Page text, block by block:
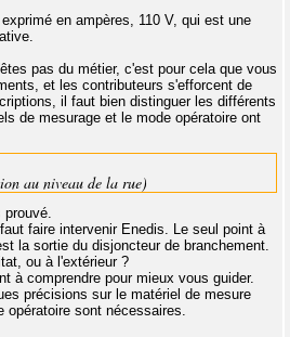
en ampères, 110 V, qui est une
pas du métier, c'est pour cela que vous
et les contributeurs s'efforcent de
il faut bien distinguer les différents
de mesurage et le mode opératoire ont
au niveau de la rue)
prouvé.
faire intervenir Enedis. Le seul point à
la sortie du disjoncteur de branchement.
ou à l'extérieur ?
à comprendre pour mieux vous guider.
précisions sur le matériel de mesure
opératoire sont nécessaires.